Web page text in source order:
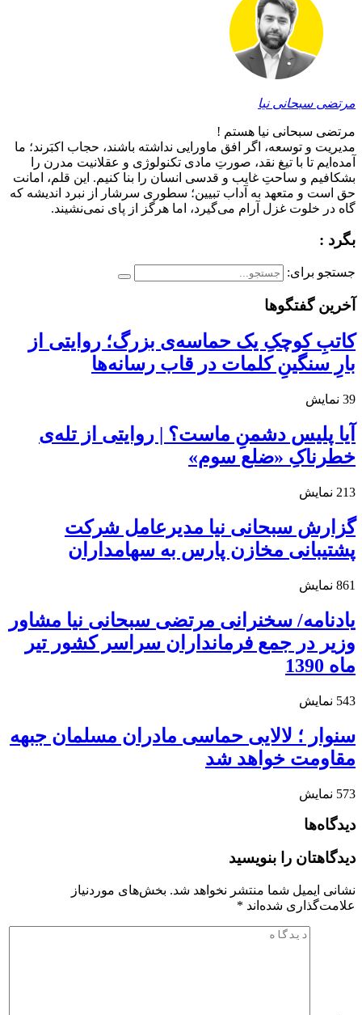
مرتضی سبحانی نیا
مرتضی سبحانی نیا هستم !
مدیریت و توسعه، اگر افق ماورایی نداشته باشند، حجاب اکبَرند؛ ما
آمده‌ایم تا با تیغ نقد، صورتِ مادی تکنولوژی و عقلانیت مدرن را
بشکافیم و ساحتِ غایب و قدسی انسان را بنا کنیم. این قلم، امانت
حق است و متعهد به آداب تبیین؛ سطوری سرشار از نبرد اندیشه که
گاه در خلوت غزل آرام می‌گیرد، اما هرگز از پای نمی‌نشیند.
بگرد :
جستجو برای:
آخرین گفتگوها
کاتبِ کوچکِ یک حماسه‌ی بزرگ؛ روایتی از
بارِ سنگینِ کلمات در قاب رسانه‌ها
39 نمایش
آیا پلیس دشمنِ ماست؟ | روایتی از تله‌ی
خطرناکِ «ضلع سوم»
213 نمایش
گزارش سبحانی نیا مدیرعامل شرکت
پشتیبانی مخازن پارس به سهامداران
861 نمایش
یادنامه/ سخنرانی مرتضی سبحانی نیا مشاور
وزیر در جمع فرمانداران سراسر کشور تیر
ماه 1390
543 نمایش
سنوار ؛ لالایی حماسی مادران مسلمان جبهه
مقاومت خواهد شد
573 نمایش
دیدگاه‌ها
دیدگاهتان را بنویسید
نشانی ایمیل شما منتشر نخواهد شد. بخش‌های موردنیاز
علامت‌گذاری شده‌اند *